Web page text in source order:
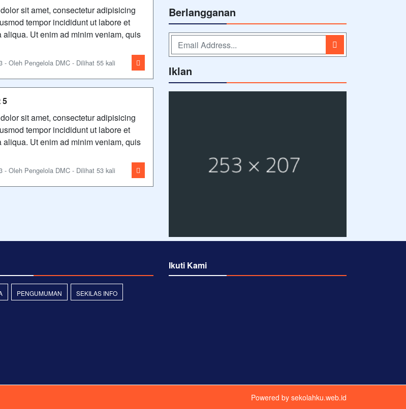
sit amet, consectetur adipisicing
tempor incididunt ut labore et
aliqua. Ut enim ad minim veniam, quis
- Oleh Pengelola DMC - Dilihat 55 kali
5
sit amet, consectetur adipisicing
tempor incididunt ut labore et
aliqua. Ut enim ad minim veniam, quis
- Oleh Pengelola DMC - Dilihat 53 kali
Berlangganan
Iklan
PENGUMUMAN SEKILAS INFO
Ikuti Kami
Powered by sekolahku.web.id